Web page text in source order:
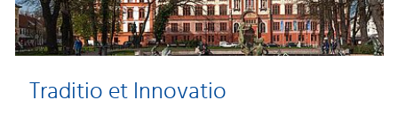
Traditio et Innovatio